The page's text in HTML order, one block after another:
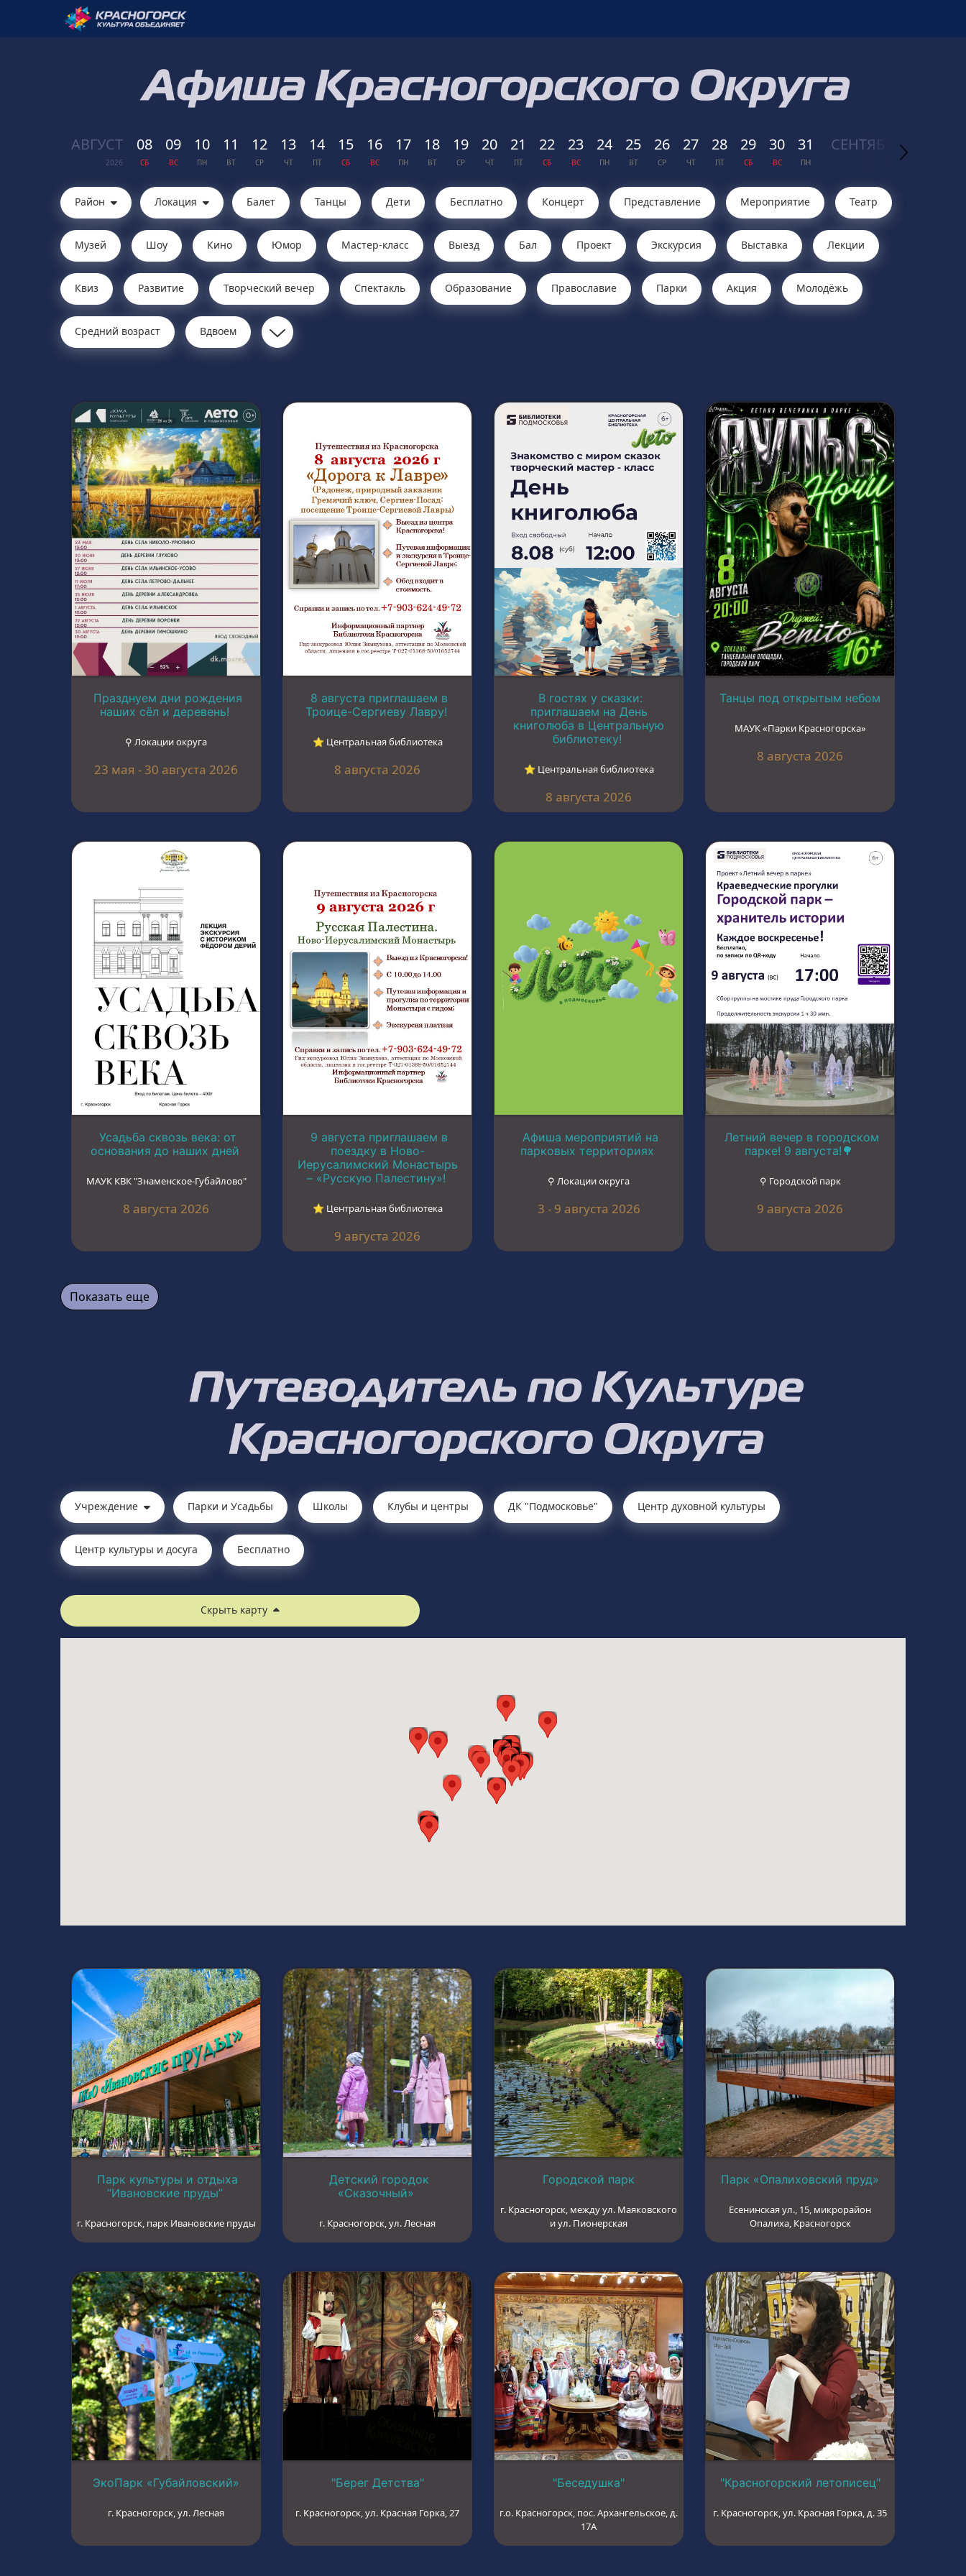
АВГУСТ
2026
08
СБ
09
ВС
10
ПН
11
ВТ
12
СР
13
ЧТ
14
ПТ
15
СБ
16
ВС
17
ПН
18
ВТ
19
СР
20
ЧТ
21
ПТ
22
СБ
23
ВС
24
ПН
25
ВТ
26
СР
27
ЧТ
28
ПТ
29
СБ
30
ВС
31
ПН
СЕНТЯБРЬ
2026
Район Локация Балет Танцы Дети Бесплатно Концерт Представление Мероприятие Театр
Музей Шоу Кино Юмор Мастер-класс Выезд Бал Проект Экскурсия Выставка Лекции
Квиз Развитие Творческий вечер Cпектакль Образование Православие Парки Акция Молодёжь
Средний возраст Вдвоем
Празднуем дни рождения
наших сёл и деревень!
⚲ Локации округа
23 мая - 30 августа 2026
8 августа приглашаем в
Троице-Сергиеву Лавру!
⭐︎ Центральная библиотека
8 августа 2026
В гостях у сказки:
приглашаем на День
книголюба в Центральную
библиотеку!
⭐︎ Центральная библиотека
8 августа 2026
Танцы под открытым небом
МАУК «Парки Красногорска»
8 августа 2026
Усадьба сквозь века: от
основания до наших дней
МАУК КВК "Знаменское-Губайлово"
8 августа 2026
9 августа приглашаем в
поездку в Ново-
Иерусалимский Монастырь
– «Русскую Палестину»!
⭐︎ Центральная библиотека
9 августа 2026
Афиша мероприятий на
парковых территориях
⚲ Локации округа
3 - 9 августа 2026
Летний вечер в городском
парке! 9 августа!🌳
⚲ Городской парк
9 августа 2026
Показать еще
Учреждение Парки и Усадьбы Школы Клубы и центры ДК "Подмосковье" Центр духовной культуры
Центр культуры и досуга Бесплатно
Скрыть карту
Парк культуры и отдыха
“Ивановские пруды”
г. Красногорск, парк Ивановские пруды
Детский городок
«Сказочный»
г. Красногорск, ул. Лесная
Городской парк
г. Красногорск, между ул. Маяковского
и ул. Пионерская
Парк «Опалиховский пруд»
Есенинская ул., 15, микрорайон
Опалиха, Красногорск
ЭкоПарк «Губайловский»
г. Красногорск, ул. Лесная
"Берег Детства"
г. Красногорск, ул. Красная Горка, 27
"Беседушка"
г.о. Красногорск, пос. Архангельское, д.
17А
"Красногорский летописец"
г. Красногорск, ул. Красная Горка, д. 35